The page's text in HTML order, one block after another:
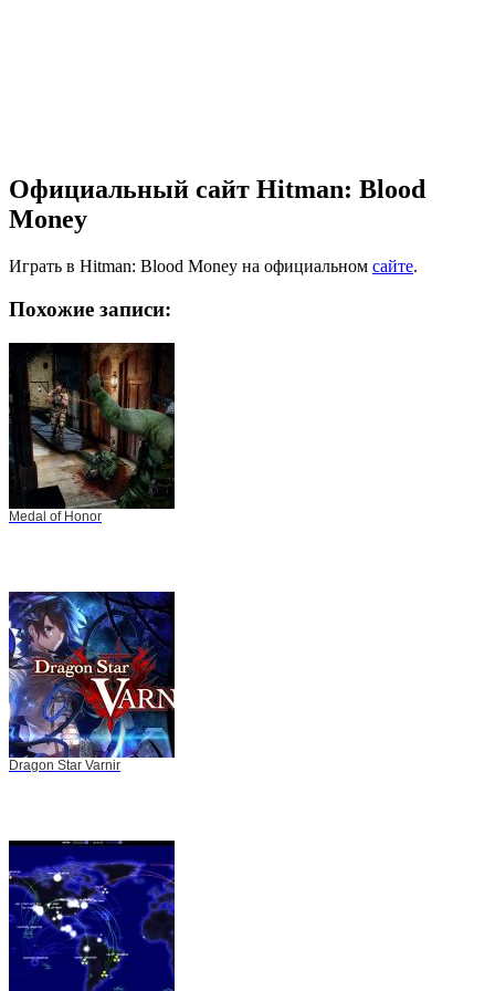
Официальный сайт Hitman: Blood
Money
Играть в Hitman: Blood Money на официальном сайте.
Похожие записи:
Medal of Honor
Dragon Star Varnir